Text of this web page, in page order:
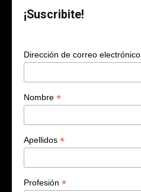
¡Suscribite!
Dirección de correo electrónico
Nombre *
Apellidos *
Profesión *